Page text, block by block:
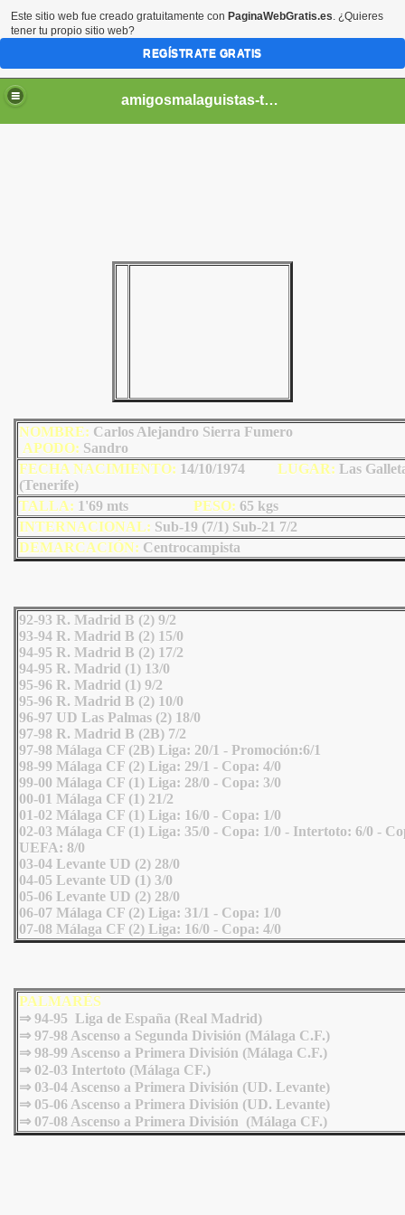
amigosmalaguistas-temporadas
NOMBRE: Carlos Alejandro Sierra Fumero
APODO: Sandro
FECHA NACIMIENTO: 14/10/1974 LUGAR: Las
(Tenerife)
TALLA: 1'69 mts PESO: 65 kgs
INTERNACIONAL: Sub-19 (7/1) Sub-21 7/2
DEMARCACIÓN: Centrocampista
92-93 R. Madrid B (2) 9/2
93-94 R. Madrid B (2) 15/0
94-95 R. Madrid B (2) 17/2
94-95 R. Madrid (1) 13/0
95-96 R. Madrid (1) 9/2
95-96 R. Madrid B (2) 10/0
96-97 UD Las Palmas (2) 18/0
97-98 R. Madrid B (2B) 7/2
97-98 Málaga CF (2B) Liga: 20/1 - Promoción:6/1
98-99 Málaga CF (2) Liga: 29/1 - Copa: 4/0
99-00 Málaga CF (1) Liga: 28/0 - Copa: 3/0
00-01 Málaga CF (1) 21/2
01-02 Málaga CF (1) Liga: 16/0 - Copa: 1/0
02-03 Málaga CF (1) Liga: 35/0 - Copa: 1/0 - Intertoto: 6/0 -
UEFA: 8/0
03-04 Levante UD (2) 28/0
04-05 Levante UD (1) 3/0
05-06 Levante UD (2) 28/0
06-07 Málaga CF (2) Liga: 31/1 - Copa: 1/0
07-08 Málaga CF (2) Liga: 16/0 - Copa: 4/0
PALMARÉS
⇒ 94-95 Liga de España (Real Madrid)
⇒ 97-98 Ascenso a Segunda División (Málaga C.F.)
⇒ 98-99 Ascenso a Primera División (Málaga C.F.)
⇒ 02-03 Intertoto (Málaga CF.)
⇒ 03-04 Ascenso a Primera División (UD. Levante)
⇒ 05-06 Ascenso a Primera División (UD. Levante)
⇒ 07-08 Ascenso a Primera División (Málaga CF.)
Este sitio web fue creado gratuitamente con PaginaWebGratis.es. ¿Quieres
tener tu propio sitio web?
REGÍSTRATE GRATIS